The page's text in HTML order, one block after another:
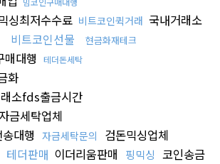
싱최저수수료 비트코인퀵거래 국내거래소
비트코인선물
현금화재테크
매대행
테더돈세탁
화
소fds출금시간
자금세탁업체
대행 자금세탁문의 검돈믹싱업체
테더판매 이더리움판매 핑믹싱 코인송금